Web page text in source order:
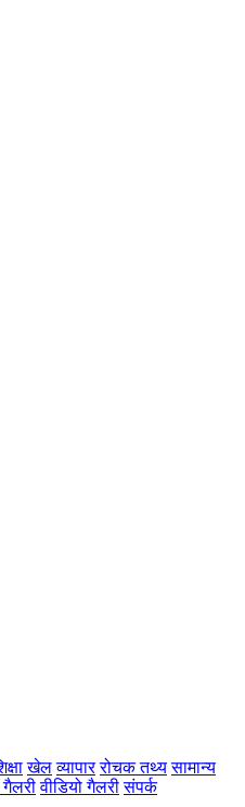
भरतपुर
खेल व्यापार रोचक तथ्य सामान्य
गैलरी वीडियो गैलरी संपर्क